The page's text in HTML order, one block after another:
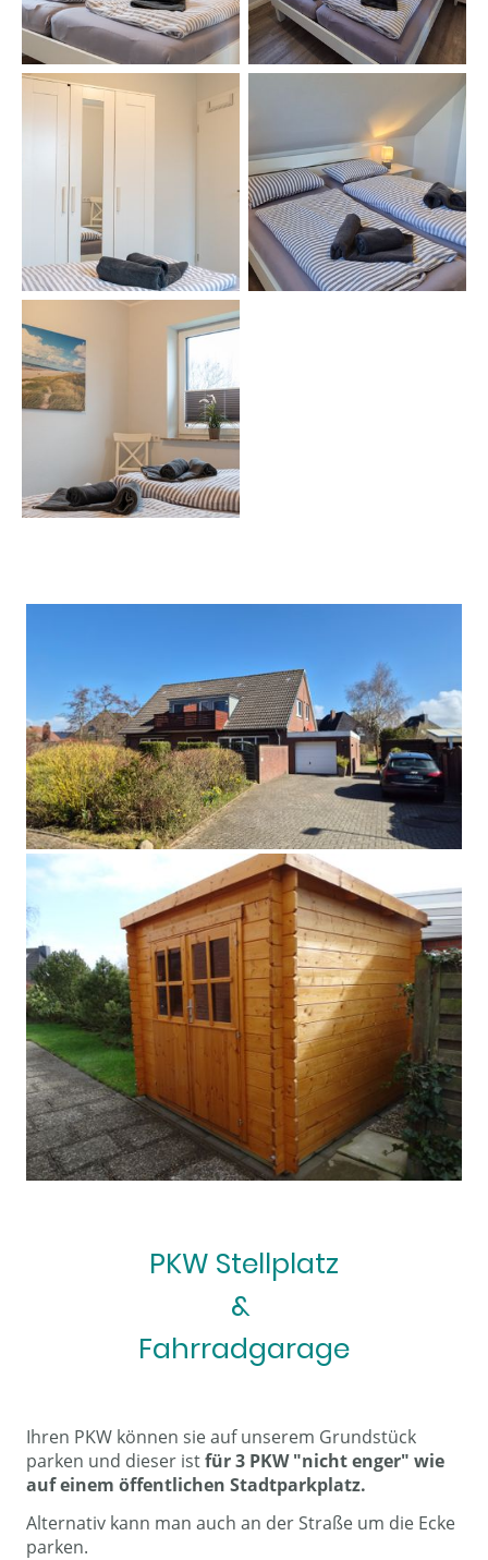
PKW Stellplatz
&
Fahrradgarage
Ihren PKW können sie auf unserem Grundstück
parken und dieser istfür 3 PKW "nicht enger" wie
auf einem öffentlichen Stadtparkplatz.
Alternativ kann man auch an der Straße um die Ecke
parken.